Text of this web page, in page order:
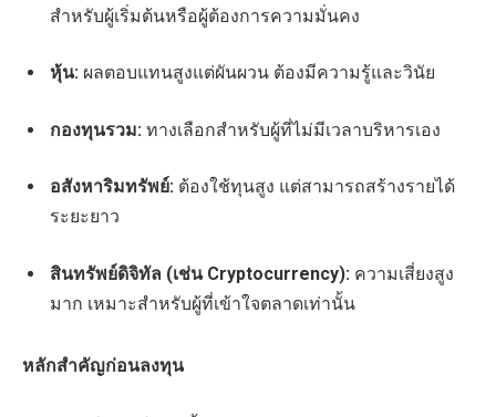
สำหรับผู้เริ่มต้นหรือผู้ต้องการความมั่นคง
หุ้น: ผลตอบแทนสูงแต่ผันผวน ต้องมีความรู้และวินัย
กองทุนรวม: ทางเลือกสำหรับผู้ที่ไม่มีเวลาบริหารเอง
อสังหาริมทรัพย์: ต้องใช้ทุนสูง แต่สามารถสร้างรายได้
ระยะยาว
สินทรัพย์ดิจิทัล (เช่น Cryptocurrency): ความเสี่ยงสูง
มาก เหมาะสำหรับผู้ที่เข้าใจตลาดเท่านั้น
หลักสำคัญก่อนลงทุน